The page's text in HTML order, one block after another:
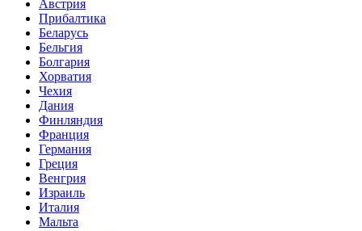
Австрия
Прибалтика
Беларусь
Бельгия
Болгария
Хорватия
Чехия
Дания
Финляндия
Франция
Германия
Греция
Венгрия
Израиль
Италия
Мальта